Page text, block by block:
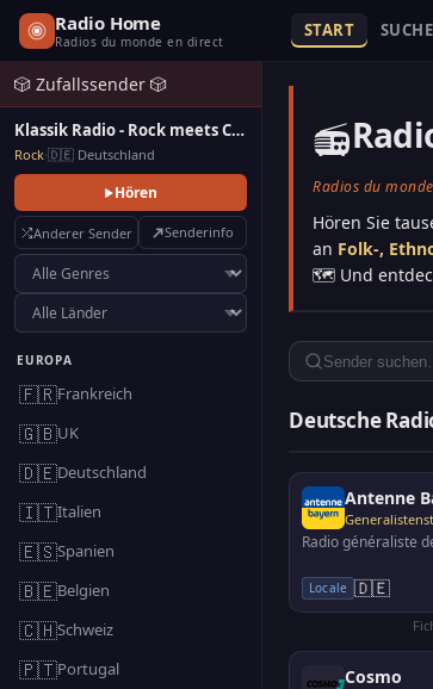
Radio Home
Radios du monde en direct
START
🎲 Zufallssender 🎲
Klassik Radio - Rock meets Classics
Rock·🇩🇪 Deutschland
Hören
Anderer Sender Senderinfo
EUROPA
🇫🇷Frankreich
🇬🇧UK
🇩🇪Deutschland
🇮🇹Italien
🇪🇸Spanien
🇧🇪Belgien
🇨🇭Schweiz
🇵🇹Portugal
📻
Radios du
Hören Sie
an Folk-,
🗺️ Und
Deutsche
Antenne
Radio généraliste
Locale 🇩🇪
Cosmo